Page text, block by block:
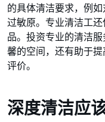
的具体清洁要求，例
过敏原。专业清洁工
品。投资专业的清洁
馨的空间，还有助于
评价。
深度清洁应